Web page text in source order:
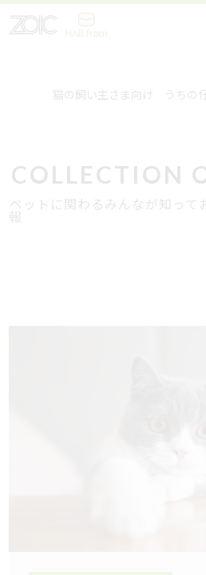
猫の飼い主さま向け うちの
COLLECTION
ペットに関わるみんなが知って
報